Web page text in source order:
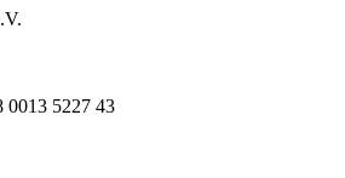
5227 43